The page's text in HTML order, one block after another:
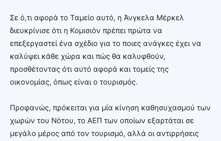
Σε ό,τι αφορά το Ταμείο αυτό, η Άνγκελα Μέρκελ
διευκρίνισε ότι η Κομισιόν πρέπει πρώτα να
επεξεργαστεί ένα σχέδιο για το ποιες ανάγκες έχει να
καλύψει κάθε χώρα και πώς θα καλυφθούν,
προσθέτοντας ότι αυτό αφορά και τομείς της
οικονομίας, όπως είναι ο τουρισμός.
Προφανώς, πρόκειται για μία κίνηση καθησυχασμού των
χωρών του Νότου, το ΑΕΠ των οποίων εξαρτάται σε
μεγάλο μέρος από τον τουρισμό, αλλά οι αντιρρήσεις